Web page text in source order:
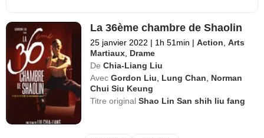
La 36ème chambre de Shaolin
25 janvier 2022 | 1h 51min | Action,Arts
Martiaux, Drame
De Chia-Liang Liu
Avec Gordon Liu, Lung Chan, Norman
Chui Siu Keung
Titre originalShao Lin San shih liu fang